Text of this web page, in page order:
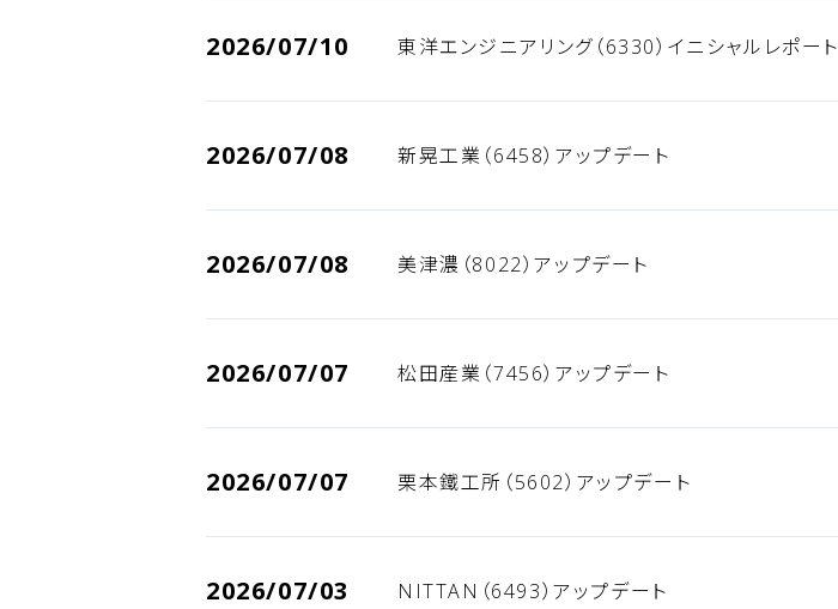
2026/07/10 東洋エンジニアリング（6330）イニシャルレポート
2026/07/08 新晃工業（6458）アップデート
2026/07/08 美津濃（8022）アップデート
2026/07/07 松田産業（7456）アップデート
2026/07/07 栗本鐵工所（5602）アップデート
2026/07/03 NITTAN（6493）アップデート